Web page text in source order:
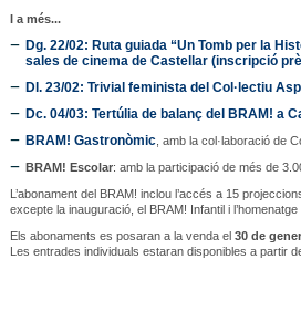
I a més...
Dg. 22/02: Ruta guiada “Un Tomb per la
sales de cinema de Castellar (inscripció
Dl. 23/02: Trivial feminista del Col·lectiu
Dc. 04/03: Tertúlia de balanç del BRAM! a
BRAM! Gastronòmic, amb la col·laboració de
BRAM! Escolar: amb la participació de més de
L’abonament del BRAM! inclou l’accés a 15
excepte la inauguració, el BRAM! Infantil i
Els abonaments es posaran a la venda el 30 de gener
Les entrades individuals estaran disponibles a partir